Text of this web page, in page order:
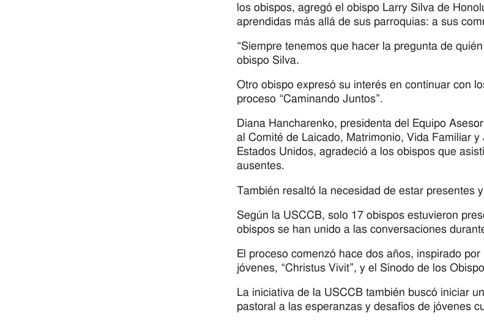
los obispos, agregó el obispo Larry Silva de
aprendidas más allá de sus parroquias: a sus
“Siempre tenemos que hacer la pregunta de
obispo Silva.
Otro obispo expresó su interés en continuar con
proceso “Caminando Juntos”.
Diana Hancharenko, presidenta del Equipo
al Comité de Laicado, Matrimonio, Vida Familiar
Estados Unidos, agradeció a los obispos que
ausentes.
También resaltó la necesidad de estar presentes
Según la USCCB, solo 17 obispos estuvieron
obispos se han unido a las conversaciones
El proceso comenzó hace dos años, inspirado
jóvenes, “Christus Vivit”, y el Sínodo de los
La iniciativa de la USCCB también buscó iniciar
pastoral a las esperanzas y desafíos de jóvenes